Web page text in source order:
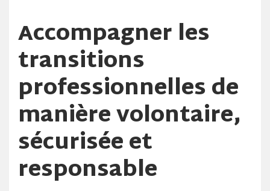
Accompagner les
transitions
professionnelles de
manière volontaire,
sécurisée et
responsable